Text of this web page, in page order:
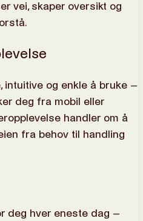
vei, skaper oversikt og
og enkle å bruke –
deg fra mobil eller
handler om å
fra behov til handling
deg hver eneste dag –